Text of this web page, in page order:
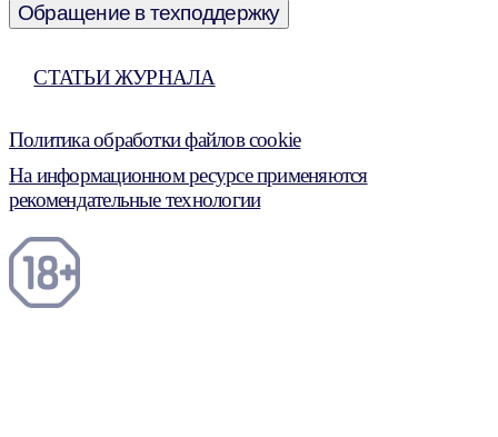
Обращение в техподдержку
СТАТЬИ ЖУРНАЛА
Политика обработки файлов cookie
На информационном ресурсе применяются
рекомендательные технологии